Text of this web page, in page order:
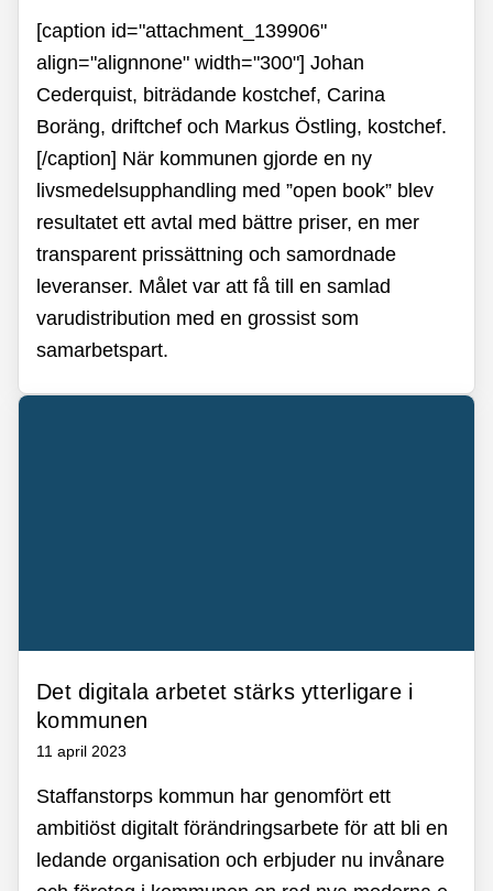
[caption id="attachment_139906"
align="alignnone" width="300"] Johan
Cederquist, biträdande kostchef, Carina
Boräng, driftchef och Markus Östling, kostchef.
[/caption] När kommunen gjorde en ny
livsmedelsupphandling med ”open book” blev
resultatet ett avtal med bättre priser, en mer
transparent prissättning och samordnade
leveranser. Målet var att få till en samlad
varudistribution med en grossist som
samarbetspart.
Det digitala arbetet stärks ytterligare i
kommunen
11 april 2023
Staffanstorps kommun har genomfört ett
ambitiöst digitalt förändringsarbete för att bli en
ledande organisation och erbjuder nu invånare